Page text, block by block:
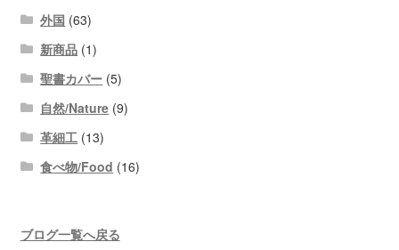
外国 (63)
新商品 (1)
聖書カバー (5)
自然/Nature (9)
革細工 (13)
食べ物/Food (16)
ブログ一覧へ戻る